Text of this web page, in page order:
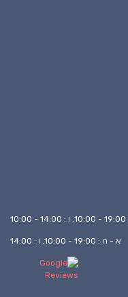
א - ה : 19:00 - 10:00, ו : 14:00